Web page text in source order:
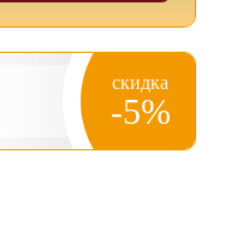
скидка
-5%